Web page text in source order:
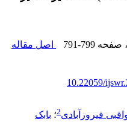
، صفحه 791-799
اصل مقاله
10.22059/
فیروزآبادی2؛ بابک